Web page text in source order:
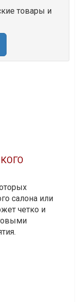
товары и
салона или
четко и